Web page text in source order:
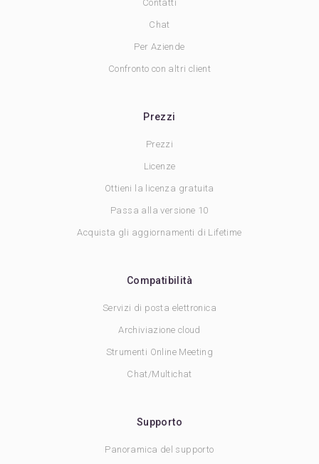
Contatti
Chat
Per Aziende
Confronto con altri client
Prezzi
Prezzi
Licenze
Ottieni la licenza gratuita
Passa alla versione 10
Acquista gli aggiornamenti di Lifetime
Compatibilità
Servizi di posta elettronica
Archiviazione cloud
Strumenti Online Meeting
Chat/Multichat
Supporto
Panoramica del supporto